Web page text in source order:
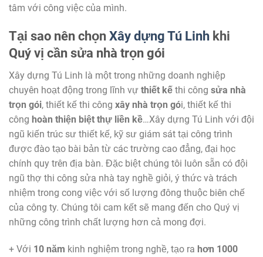
tâm với công việc của mình.
Tại sao nên chọnXây dựng Tú Linh khi
Quý vị cần sửa nhà trọn gói
Xây dựng Tú Linh là một trong những doanh nghiệp
chuyên hoạt động trong lĩnh vự thiết kế thi công sửa nhà
trọn gói, thiết kế thi công xây nhà trọn gói, thiết kế thi
công hoàn thiện biệt thự liền kề…Xây dựng Tú Linh với đội
ngũ kiến trúc sư thiết kế, kỹ sư giám sát tại công trình
được đào tạo bài bản từ các trường cao đẳng, đại học
chính quy trên địa bàn. Đặc biệt chúng tôi luôn sẵn có đội
ngũ thợ thi công sửa nhà tay nghề giỏi, ý thức và trách
nhiệm trong cong việc với số lượng đông thuộc biên chế
của công ty. Chúng tôi cam kết sẽ mang đến cho Quý vị
những công trình chất lượng hơn cả mong đợi.
+ Với 10 năm kinh nghiệm trong nghề, tạo ra hơn 1000